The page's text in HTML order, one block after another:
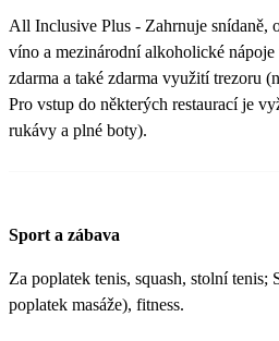
All Inclusive Plus - Zahrnuje snídaně,
víno a mezinárodní alkoholické
zdarma a také zdarma využití trezoru
Pro vstup do některých restaurací je
rukávy a plné boty).
Sport a zábava
Za poplatek tenis, squash, stolní
poplatek masáže), fitness.